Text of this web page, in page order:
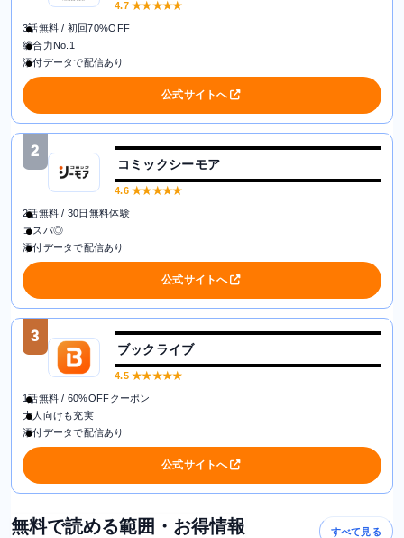
4.7★★★★★
3話無料 / 初回70%OFF
総合力No.1
添付データで配信あり
公式サイトへ
2
コミックシーモア
4.6★★★★★
2話無料 / 30日無料体験
コスパ◎
添付データで配信あり
公式サイトへ
3
ブックライブ
4.5★★★★★
1話無料 / 60%OFFクーポン
大人向けも充実
添付データで配信あり
公式サイトへ
無料で読める範囲・お得情報 すべて見る